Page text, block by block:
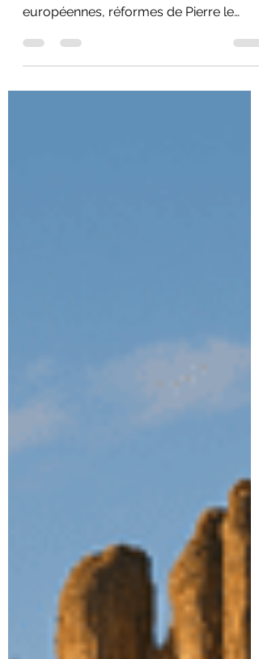
Je vous propose une courte analyse du
européennes, réformes de Pierre le
Grand et apogée flamboyante due a